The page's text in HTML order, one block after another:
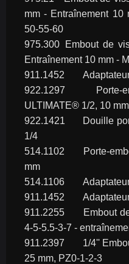
mm - Entraînement 10
50-55-60
975.300	Embout de vissage XZN®, L.75 mm -
Entraînement 10 mm -
911.1452
922.1297	Porte-embouts de vissage
ULTIMATE® 1/2, 10 mm
922.1421	Douille porte-embouts ULTIMATE®
1/4
514.1102	Porte-embout magnétique 1/4, L.50
mm
514.1106
911.1452
911.2255	Embout de vissage KS 6 pans 3.0-
4-5-5.5-3-7 -
911.2397	1/4'' Embout de vissage POZIDRIV,
25 mm, PZ0-1-2-3